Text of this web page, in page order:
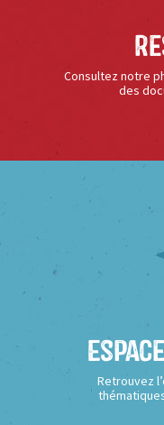
Consultez notre
des
Retrouvez